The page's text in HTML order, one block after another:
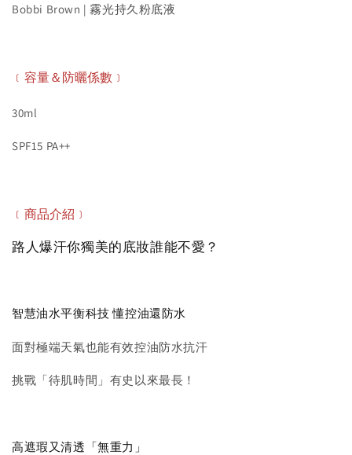
Bobbi Brown | 霧光持久粉底液
﹝容量＆防曬係數﹞
30ml
SPF15 PA++
﹝商品介紹﹞
路人爆汗你獨美的底妝誰能不愛？
智慧油水平衡科技 懂控油還防水
面對極端天氣也能有效控油防水抗汗
挑戰「待肌時間」有史以來最長！
高遮瑕又清透「無重力」